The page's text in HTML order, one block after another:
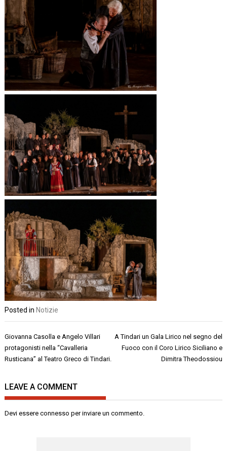
Posted in Notizie
Navigazione
articoli
Giovanna Casolla e Angelo Villari
protagonisti nella “Cavalleria
Rusticana” al Teatro Greco di Tindari.
A Tindari un Gala Lirico nel segno del
Fuoco con il Coro Lirico Siciliano e
Dimitra Theodossiou
LEAVE A COMMENT
Devi essereconnesso per inviare un commento.